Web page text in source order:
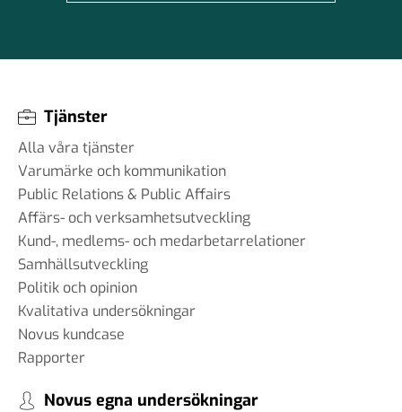
Tjänster
Alla våra tjänster
Varumärke och kommunikation
Public Relations & Public Affairs
Affärs- och verksamhetsutveckling
Kund-, medlems- och medarbetarrelationer
Samhällsutveckling
Politik och opinion
Kvalitativa undersökningar
Novus kundcase
Rapporter
Novus egna undersökningar